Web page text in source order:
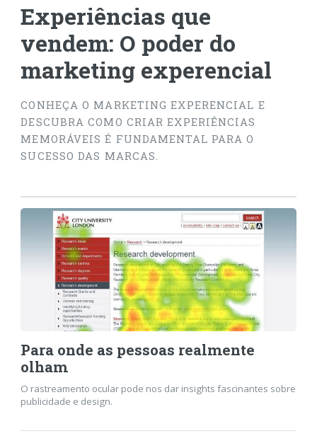
Experiências que
vendem: O poder do
marketing experencial
CONHEÇA O MARKETING EXPERENCIAL E
DESCUBRA COMO CRIAR EXPERIÊNCIAS
MEMORÁVEIS É FUNDAMENTAL PARA O
SUCESSO DAS MARCAS.
Para onde as pessoas realmente
olham
O rastreamento ocular pode nos dar insights fascinantes sobre
publicidade e design.